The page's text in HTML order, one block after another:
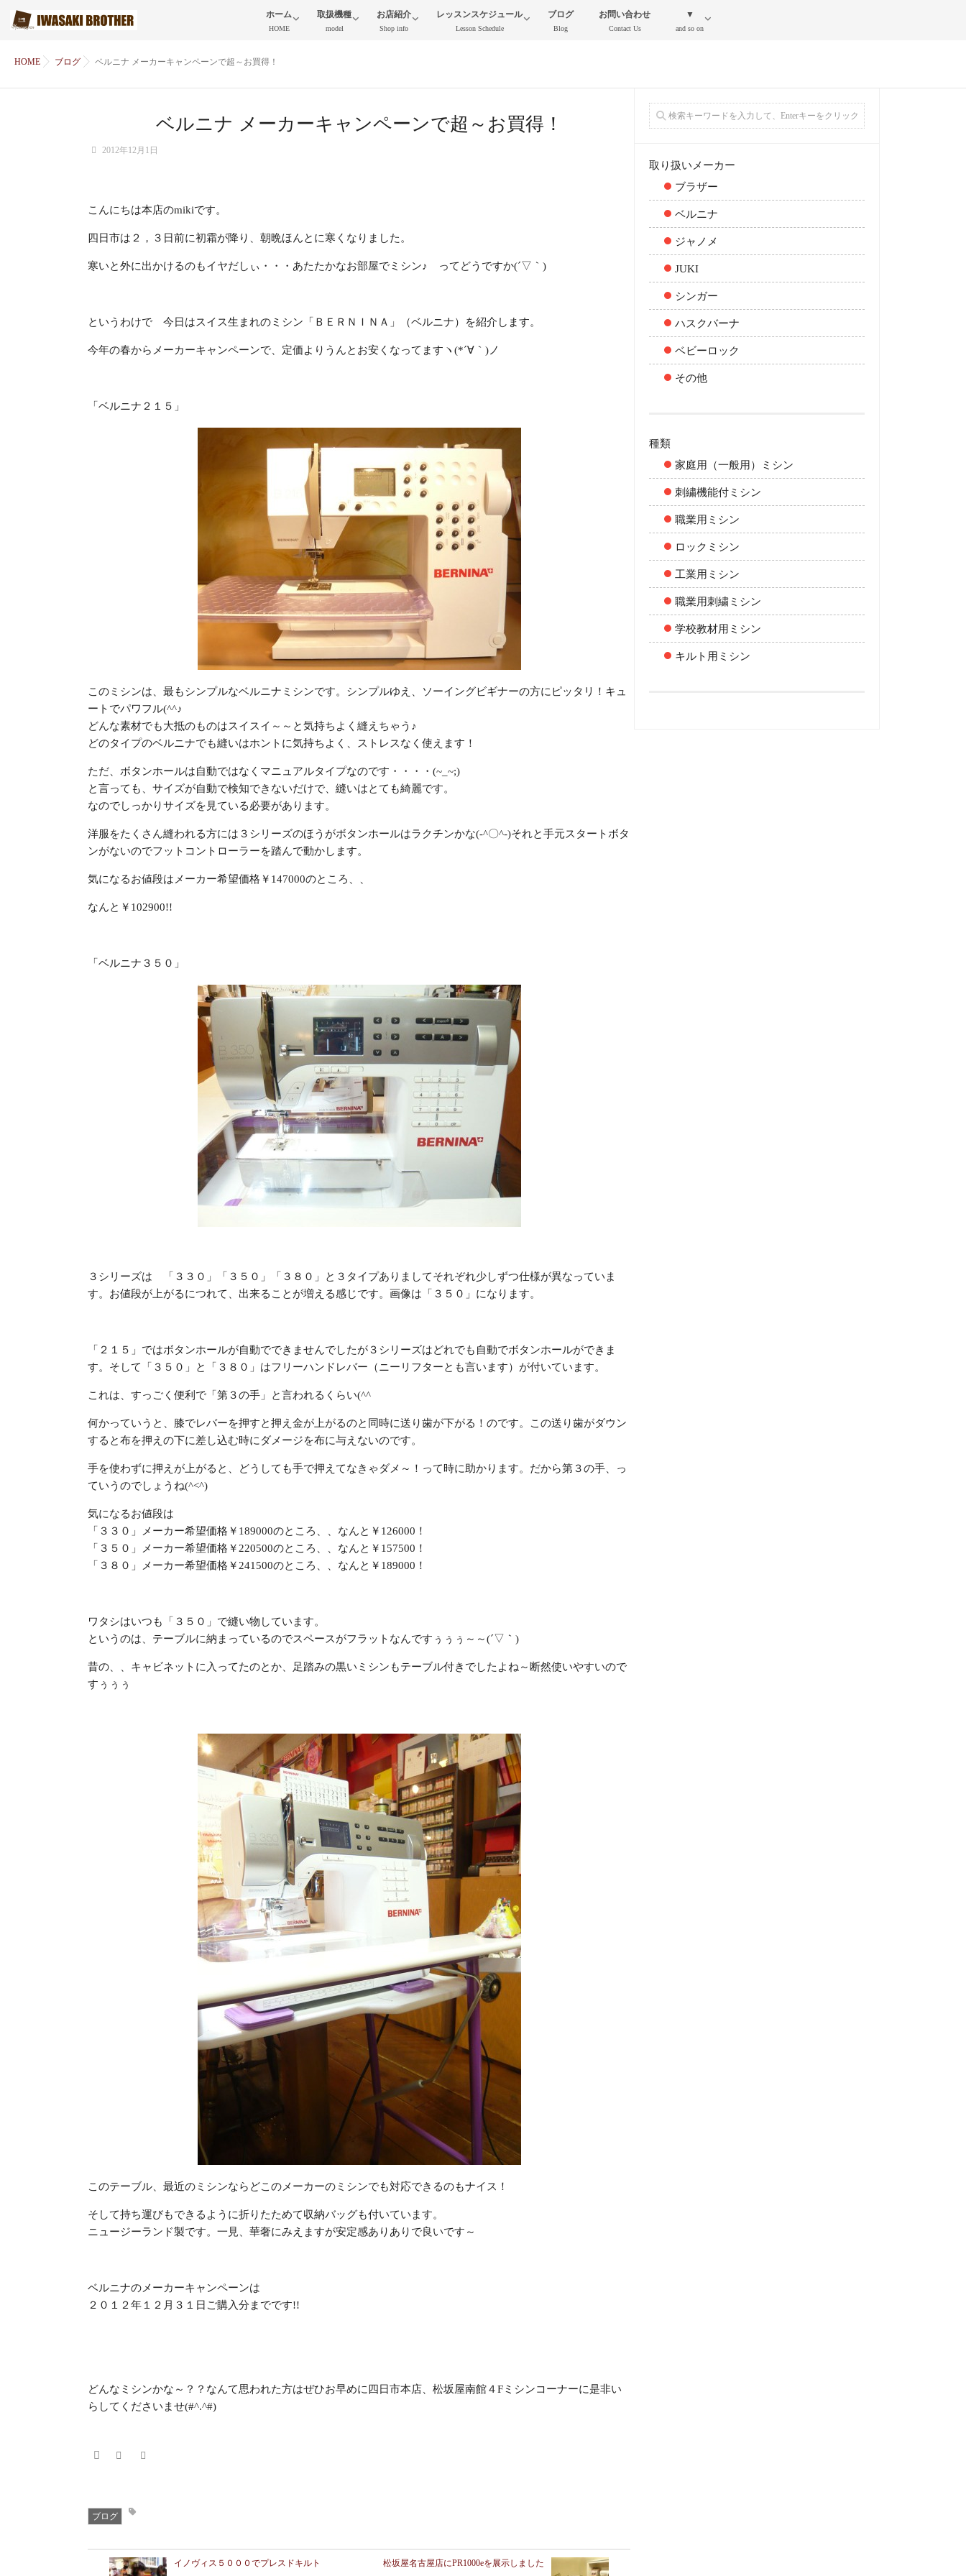
ホーム
HOME
取扱機種
model
お店紹介
Shop info
レッスンスケジュール
Lesson Schedule
ブログ
Blog
お問い合わせ
Contact Us
▼
and so on
HOME ブログ ベルニナ メーカーキャンペーンで超～お買得！
ベルニナ メーカーキャンペーンで超～お買得！
2012年12月1日
こんにちは本店のmikiです。
四日市は２，３日前に初霜が降り、朝晩ほんとに寒くなりました。
寒いと外に出かけるのもイヤだしぃ・・・あたたかなお部屋でミシン♪ ってどうですか(´▽｀)
というわけで 今日はスイス生まれのミシン「ＢＥＲＮＩＮＡ」（ベルニナ）を紹介します。
今年の春からメーカーキャンペーンで、定価よりうんとお安くなってますヽ(*´∀｀)ノ
「ベルニナ２１５」
このミシンは、最もシンプルなベルニナミシンです。シンプルゆえ、ソーイングビギナーの方にピッタリ！キュ
ートでパワフル(^^♪
どんな素材でも大抵のものはスイスイ～～と気持ちよく縫えちゃう♪
どのタイプのベルニナでも縫いはホントに気持ちよく、ストレスなく使えます！
ただ、ボタンホールは自動ではなくマニュアルタイプなのです・・・・(~_~;)
と言っても、サイズが自動で検知できないだけで、縫いはとても綺麗です。
なのでしっかりサイズを見ている必要があります。
洋服をたくさん縫われる方には３シリーズのほうがボタンホールはラクチンかな(-^〇^-)それと手元スタートボタ
ンがないのでフットコントローラーを踏んで動かします。
気になるお値段はメーカー希望価格￥147000のところ、、
なんと ￥102900!!
「ベルニナ３５０」
３シリーズは 「３３０」「３５０」「３８０」と３タイプありましてそれぞれ少しずつ仕様が異なっていま
す。お値段が上がるにつれて、出来ることが増える感じです。画像は「３５０」になります。
「２１５」ではボタンホールが自動でできませんでしたが３シリーズはどれでも自動でボタンホールができま
す。そして「３５０」と「３８０」はフリーハンドレバー（ニーリフターとも言います）が付いています。
これは、すっごく便利で「第３の手」と言われるくらい(^^
何かっていうと、膝でレバーを押すと押え金が上がるのと同時に送り歯が下がる！のです。この送り歯がダウン
すると布を押えの下に差し込む時にダメージを布に与えないのです。
手を使わずに押えが上がると、どうしても手で押えてなきゃダメ～！って時に助かります。だから第３の手、っ
ていうのでしょうね(^<^)
気になるお値段は
「３３０」メーカー希望価格￥189000のところ、、なんと ￥126000！
「３５０」メーカー希望価格￥220500のところ、、なんと ￥157500！
「３８０」メーカー希望価格￥241500のところ、、なんと ￥189000！
ワタシはいつも「３５０」で縫い物しています。
というのは、テーブルに納まっているのでスペースがフラットなんですぅぅぅ～～(´▽｀)
昔の、、キャビネットに入ってたのとか、足踏みの黒いミシンもテーブル付きでしたよね～断然使いやすいので
すぅぅぅ
このテーブル、最近のミシンならどこのメーカーのミシンでも対応できるのもナイス！
そして持ち運びもできるように折りたためて収納バッグも付いています。
ニュージーランド製です。一見、華奢にみえますが安定感ありありで良いです～
ベルニナのメーカーキャンペーンは
２０１２年１２月３１日ご購入分までです!!
どんなミシンかな～？？なんて思われた方はぜひお早めに四日市本店、松坂屋南館４Fミシンコーナーに是非い
らしてくださいませ(#^.^#)
ブログ
イノヴィス５０００でプレスドキルト 松坂屋名古屋店にPR1000eを展示しました
取り扱いメーカー
ブラザー
ベルニナ
ジャノメ
JUKI
シンガー
ハスクバーナ
ベビーロック
その他
種類
家庭用（一般用）ミシン
刺繍機能付ミシン
職業用ミシン
ロックミシン
工業用ミシン
職業用刺繍ミシン
学校教材用ミシン
キルト用ミシン